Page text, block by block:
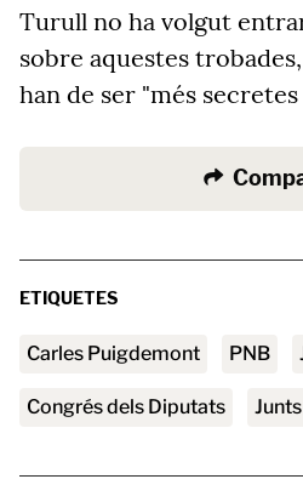
Turull no ha volgut
sobre aquestes
han de ser "més
ETIQUETES
Carles Puigdemont PNB
Congrés dels Diputats